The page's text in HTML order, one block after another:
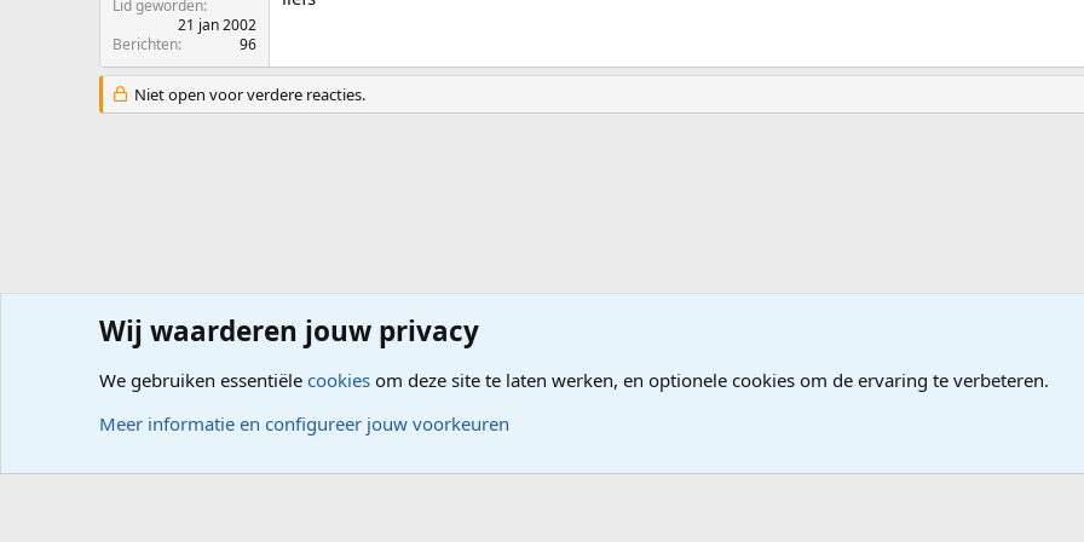
Lid geworden
21 jan 2002
Berichten
96
Niet open voor verdere reacties.
Forums Computerproblemen Software Website maken, Programmeren
Wij waarderen jouw privacy
We gebruiken essentiële cookies om deze site te laten werken, en optionele cookies om de ervaring te verbeteren.
Meer informatie en configureer jouw voorkeuren